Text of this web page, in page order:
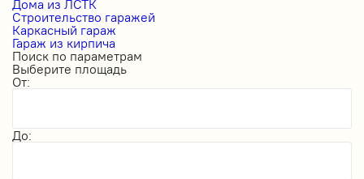
Дома из ЛСТК
Строительство гаражей
Каркасный гараж
Гараж из кирпича
Поиск по параметрам
Выберите площадь
От:
До: